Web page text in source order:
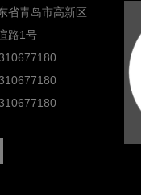
省青岛市高新区
路1号